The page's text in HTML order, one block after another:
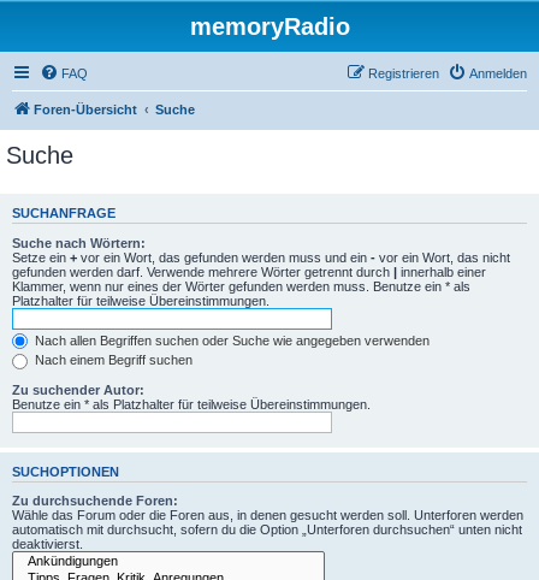
memoryRadio
FAQ Anmelden
Registrieren
Foren-Übersicht Suche
Suche
SUCHANFRAGE
Suche nach Wörtern:
Setze ein + vor ein Wort, das gefunden werden muss und ein - vor ein Wort, das nicht
gefunden werden darf. Verwende mehrere Wörter getrennt durch | innerhalb einer
Klammer, wenn nur eines der Wörter gefunden werden muss. Benutze ein * als
Platzhalter für teilweise Übereinstimmungen.
Nach allen Begriffen suchen oder Suche wie angegeben verwenden
Nach einem Begriff suchen
Zu suchender Autor:
Benutze ein * als Platzhalter für teilweise Übereinstimmungen.
SUCHOPTIONEN
Zu durchsuchende Foren:
Wähle das Forum oder die Foren aus, in denen gesucht werden soll. Unterforen werden
automatisch mit durchsucht, sofern du die Option „Unterforen durchsuchen“ unten nicht
deaktivierst.